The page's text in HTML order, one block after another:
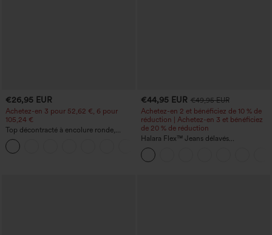
€26,95 EUR
Achetez-en 3 pour 52,62 €, 6 pour
105,24 €
Top décontracté à encolure ronde,
manches chauve-souris et coupe ample
€44,95 EUR €49,95 EUR
Achetez-en 2 et bénéficiez de 10 % de
réduction | Achetez-en 3 et bénéficiez
de 20 % de réduction
Halara Flex™ Jeans délavés
décontractés, coupe baggy à jambe
large, taille basse asymétrique, poches
zippées